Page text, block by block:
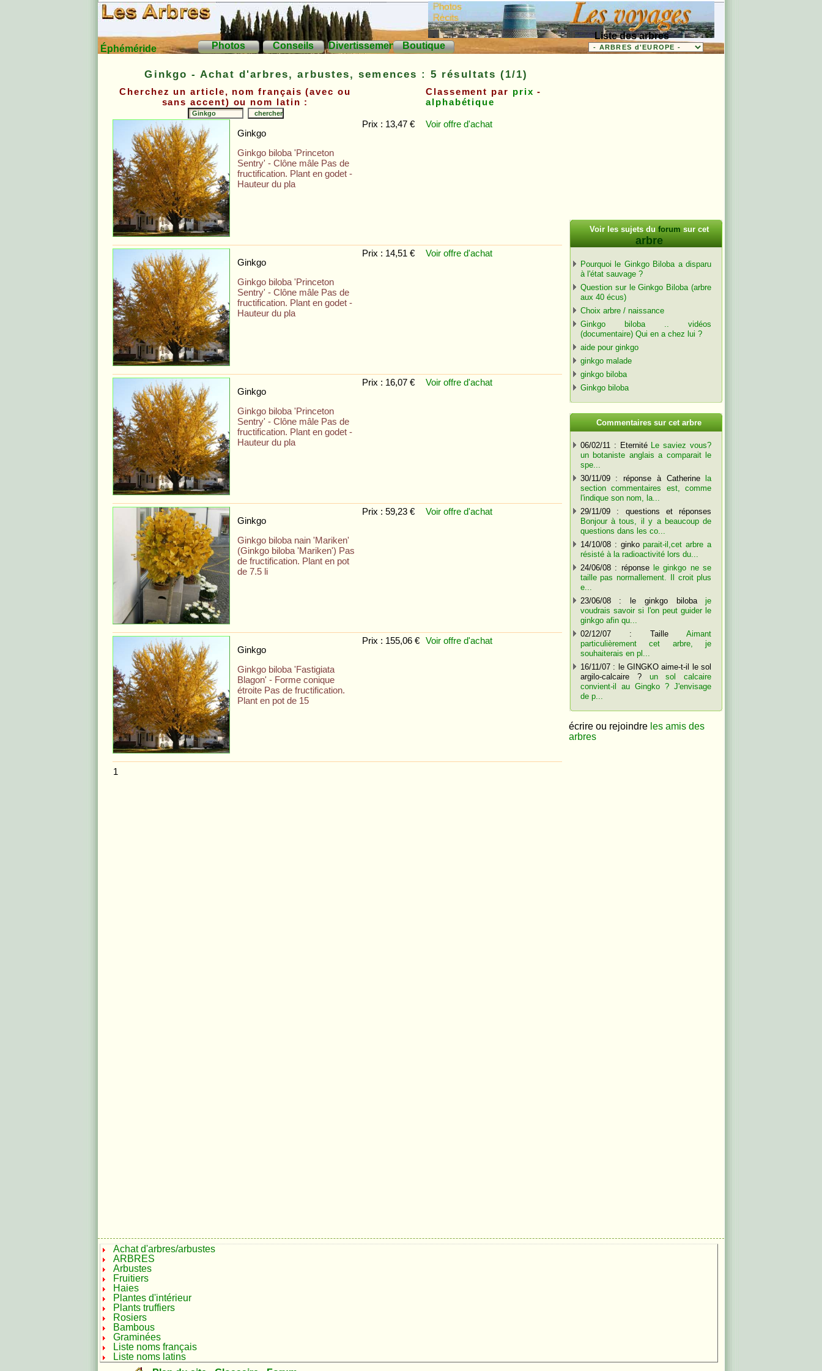
Éphéméride Photos Conseils DivertissementsBoutique
Liste des arbres
Ginkgo - Achat d'arbres, arbustes, semences : 5 résultats (1/1)
Cherchez un article, nom français (avec ou
sans accent) ou nom latin :
Classement par prix -
alphabétique
Ginkgo
Ginkgo biloba 'Princeton
Sentry' - Clône mâle Pas de
fructification. Plant en godet -
Hauteur du pla
Prix : 13,47 € Voir offre d'achat
Ginkgo
Ginkgo biloba 'Princeton
Sentry' - Clône mâle Pas de
fructification. Plant en godet -
Hauteur du pla
Prix : 14,51 € Voir offre d'achat
Ginkgo
Ginkgo biloba 'Princeton
Sentry' - Clône mâle Pas de
fructification. Plant en godet -
Hauteur du pla
Prix : 16,07 € Voir offre d'achat
Ginkgo
Ginkgo biloba nain 'Mariken'
(Ginkgo biloba 'Mariken') Pas
de fructification. Plant en pot
de 7.5 li
Prix : 59,23 € Voir offre d'achat
Ginkgo
Ginkgo biloba 'Fastigiata
Blagon' - Forme conique
étroite Pas de fructification.
Plant en pot de 15
Prix : 155,06 € Voir offre d'achat
1
Voir les sujets du forum sur cet
arbre
Pourquoi le Ginkgo Biloba a disparu
à l'état sauvage ?
Question sur le Ginkgo Biloba (arbre
aux 40 écus)
Choix arbre / naissance
Ginkgo biloba .. vidéos
(documentaire) Qui en a chez lui ?
aide pour ginkgo
ginkgo malade
ginkgo biloba
Ginkgo biloba
Commentaires sur cet arbre
06/02/11 : Eternité Le saviez vous?
un botaniste anglais a comparait le
spe...
30/11/09 : réponse à Catherine
la
section commentaires est, comme
l'indique son nom, la...
29/11/09 : questions et réponses
Bonjour à tous, il y a beaucoup de
questions dans les co...
14/10/08 : ginkoparait-il,cet arbre a
résisté à la radioactivité lors du...
24/06/08 : réponse le ginkgo ne se
taille pas normallement. Il croit plus
e...
23/06/08 : le ginkgo bilobaje
voudrais savoir si l'on peut guider le
ginkgo afin qu...
02/12/07 : TailleAimant
particulièrement cet arbre, je
souhaiterais en pl...
16/11/07 : le GINGKO aime-t-il le sol
argilo-calcaire ? un sol calcaire
convient-il au Gingko ? J'envisage
de p...
écrire ou rejoindre les amis des
arbres
Achat d'arbres/arbustes
ARBRES
Arbustes
Fruitiers
Haies
Plantes d'intérieur
Plants truffiers
Rosiers
Bambous
Graminées
Liste noms français
Liste noms latins